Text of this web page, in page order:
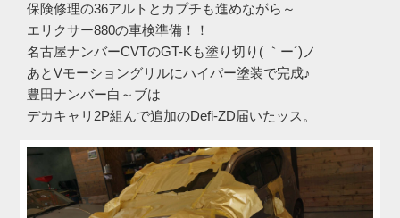
保険修理の36アルトとカプチも進めながら～
エリクサー880の車検準備！！
名古屋ナンバーCVTのGT-Kも塗り切り( ｀ー´)ノ
あとVモーショングリルにハイパー塗装で完成♪
豊田ナンバー白～ブは
デカキャリ2P組んで追加のDefi-ZD届いたッス。